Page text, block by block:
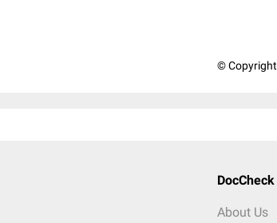
© Copyright
DocCheck
About Us